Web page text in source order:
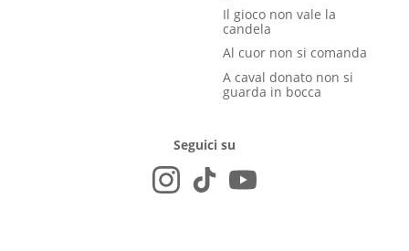
Il gioco non vale la
candela
Al cuor non si comanda
A caval donato non si
guarda in bocca
Seguici su